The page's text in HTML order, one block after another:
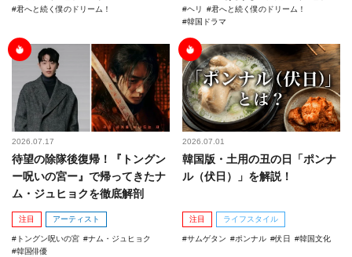
君へと続く僕のドリーム！
ヘリ
君へと続く僕のドリーム！
韓国ドラマ
2026.07.17
待望の除隊後復帰！『トングン
ー呪いの宮ー』で帰ってきたナ
ム・ジュヒョクを徹底解剖
注目 アーティスト
トングン呪いの宮
ナム・ジュヒョク
韓国俳優
2026.07.01
韓国版・土用の丑の日「ポンナ
ル（伏日）」を解説！
注目 ライフスタイル
サムゲタン ポンナル 伏日 韓国文化